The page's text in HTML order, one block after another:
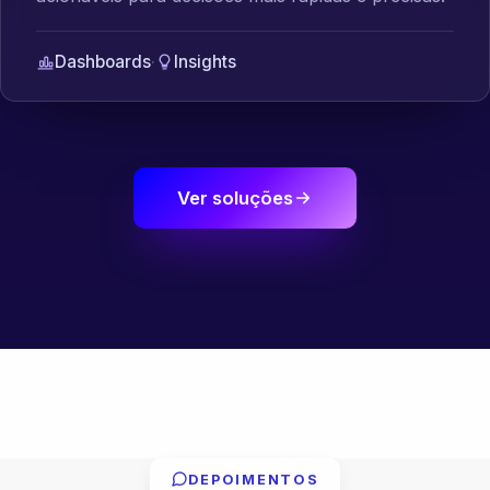
Dashboards· Insights
Ver soluções
DEPOIMENTOS